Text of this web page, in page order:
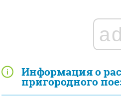
Информация о
пригородного
ad